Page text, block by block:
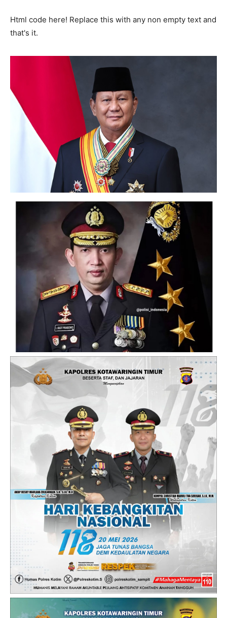
Html code here! Replace this with any non empty text and
that's it.